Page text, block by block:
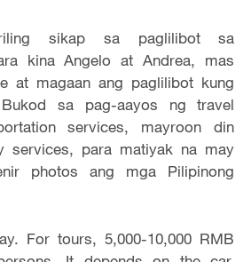
sikap sa paglilibot sa
kina Angelo at Andrea, mas
at magaan ang paglilibot kung
sa pag-aayos ng travel
services, mayroon din
services, para matiyak na may
photos ang mga Pilipinong
For tours, 5,000-10,000 RMB